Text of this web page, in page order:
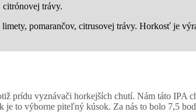
citrónovej trávy.
pomarančov, citrusovej trávy. Horkosť je
prídu vyznávači horkejších chutí. Nám táto IPA
je to výborne piteľný kúsok. Za nás to bolo 7,5